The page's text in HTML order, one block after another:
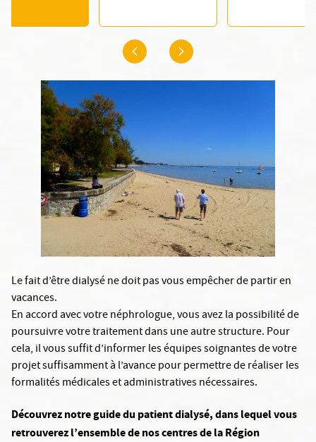
Le fait d’être dialysé ne doit pas vous empêcher de partir en
vacances.
En accord avec votre néphrologue, vous avez la possibilité de
poursuivre votre traitement dans une autre structure. Pour
cela, il vous suffit d’informer les équipes soignantes de votre
projet suffisamment à l’avance pour permettre de réaliser les
formalités médicales et administratives nécessaires.
Découvrez notre guide du patient dialysé, dans lequel vous
retrouverez l’ensemble de nos centres de la Région